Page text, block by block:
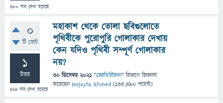
480 বার দেখা হয়েছে
0
টি ভোট
1
উত্তর
424 বার দেখা হয়েছে
মহাকাশ থেকে তোলা ছবিগুলোতে
পৃথিবীকে পুরোপুরি গোলাকার দেখায়
কেন যদিও পৃথিবী সম্পূর্ণ গোলাকার
নয়?
30 ডিসেম্বর 2021 "জ্যোতির্বিজ্ঞান" বিভাগে জিজ্ঞাসা
করেছেনHojayfa Ahmed (135,490 পয়েন্ট)